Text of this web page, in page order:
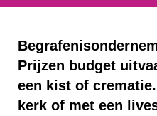
Prijzen budget
een kist of
kerk of met een